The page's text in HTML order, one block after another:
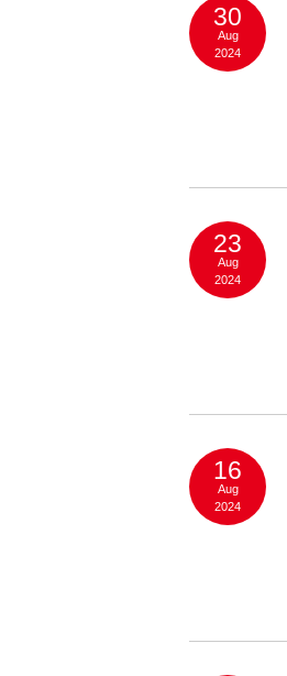
30
Aug
2024
23
Aug
2024
16
Aug
2024